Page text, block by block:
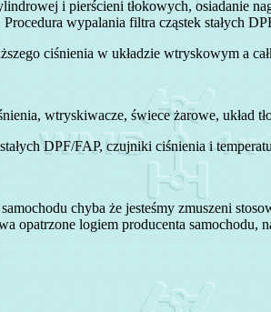
i pierścieni tłokowych, osiadanie
Procedura wypalania filtra cząstek stałych
ciśnienia w układzie wtryskowym a
wtryskiwacze, świece żarowe, układ
DPF/FAP, czujniki ciśnienia i
chyba że jesteśmy zmuszeni
opatrzone logiem producenta